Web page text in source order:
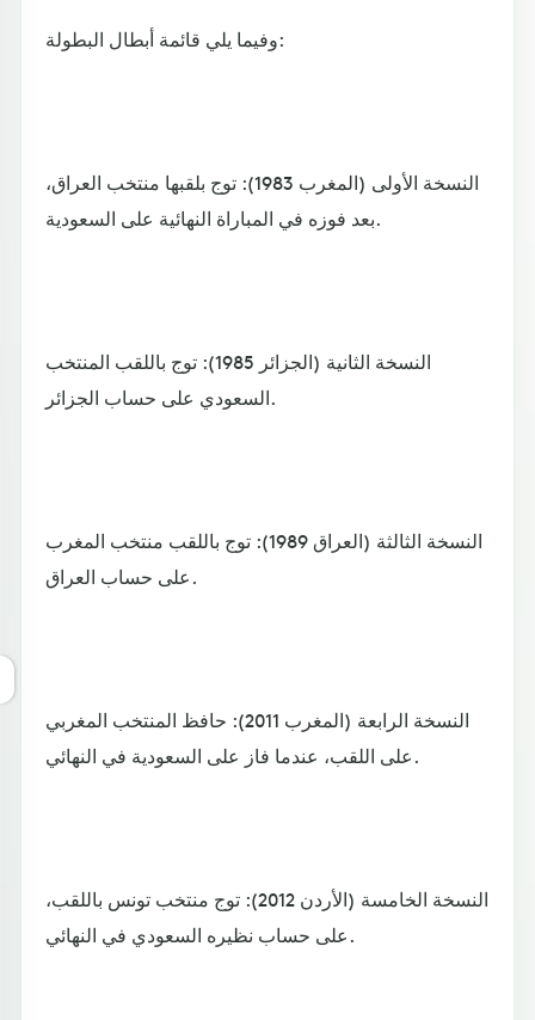
وفيما يلي قائمة أبطال البطولة:
النسخة الأولى (المغرب 1983): توج بلقبها منتخب العراق،
بعد فوزه في المباراة النهائية على السعودية.
النسخة الثانية (الجزائر 1985): توج باللقب المنتخب
السعودي على حساب الجزائر.
النسخة الثالثة (العراق 1989): توج باللقب منتخب المغرب
على حساب العراق.
النسخة الرابعة (المغرب 2011): حافظ المنتخب المغربي
على اللقب، عندما فاز على السعودية في النهائي.
النسخة الخامسة (الأردن 2012): توج منتخب تونس باللقب،
على حساب نظيره السعودي في النهائي.